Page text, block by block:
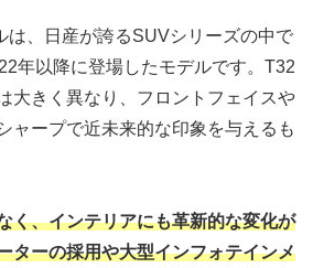
は、日産が誇るSUVシリーズの中で
年以降に登場したモデルです。T32
大きく異なり、フロントフェイスや
ャープで近未来的な印象を与えるも
く、インテリアにも革新的な変化が
ターの採用や大型インフォテインメ